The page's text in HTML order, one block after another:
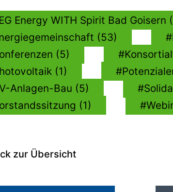
Energy WITH Spirit Bad Goisern
(53)
(5)
(1)
Anlagen-Bau (5)
(1)
zur Übersicht